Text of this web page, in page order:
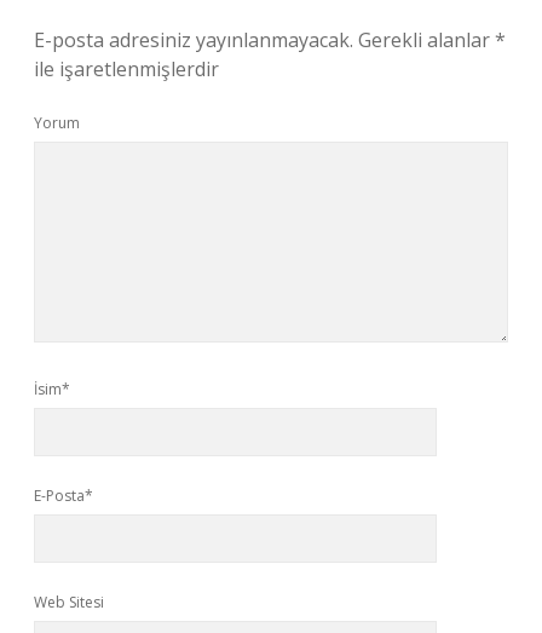
E-posta adresiniz yayınlanmayacak. Gerekli alanlar*
ile işaretlenmişlerdir
Yorum
İsim*
E-Posta*
Web Sitesi